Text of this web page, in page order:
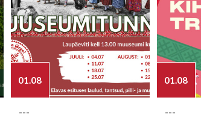
01.08
---
01.08
---